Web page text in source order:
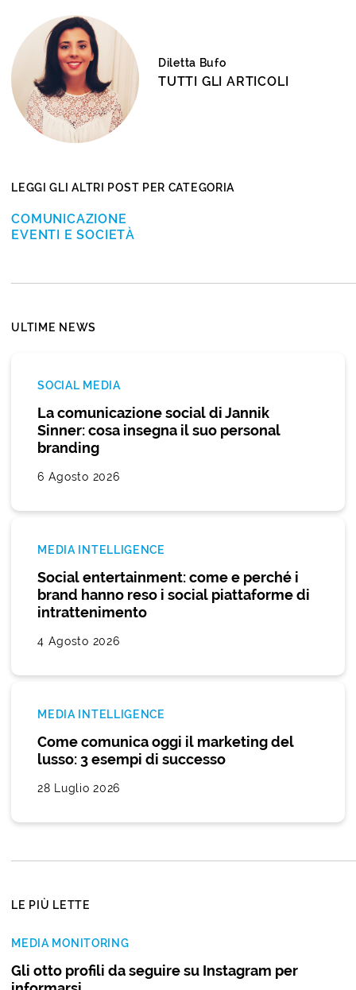
Diletta Bufo
TUTTI GLI ARTICOLI
LEGGI GLI ALTRI POST PER CATEGORIA
COMUNICAZIONE
EVENTI E SOCIETÀ
ULTIME NEWS
SOCIAL MEDIA
La comunicazione social di Jannik
Sinner: cosa insegna il suo personal
branding
6 Agosto 2026
MEDIA INTELLIGENCE
Social entertainment: come e perché i
brand hanno reso i social piattaforme di
intrattenimento
4 Agosto 2026
MEDIA INTELLIGENCE
Come comunica oggi il marketing del
lusso: 3 esempi di successo
28 Luglio 2026
LE PIÙ LETTE
MEDIA MONITORING
Gli otto profili da seguire su Instagram per